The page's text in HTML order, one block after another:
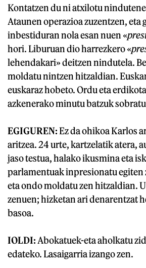
Kontatzen du ni atxilotu
Ataunen operazioa zuzentzen, eta
inbestiduran nola esan nuen «
hori. Liburuan dio harrezkero «
lehendakari» deitzen nindutela.
moldatu nintzen hitzaldian.
euskaraz hobeto. Ordu eta
azkenerako minutu batzuk
EGIGUREN:Ez da ohikoa Karlos
aritzea. 24 urte, kartzelatik atera,
jaso testua, halako ikusmina eta
parlamentuak inpresionatu egiten
eta ondo moldatu zen hitzaldian.
zenuen; hizketan ari denarentzat
basoa.
IOLDI: Abokatuek-eta aholkatu
edateko. Lasaigarria izango zen.